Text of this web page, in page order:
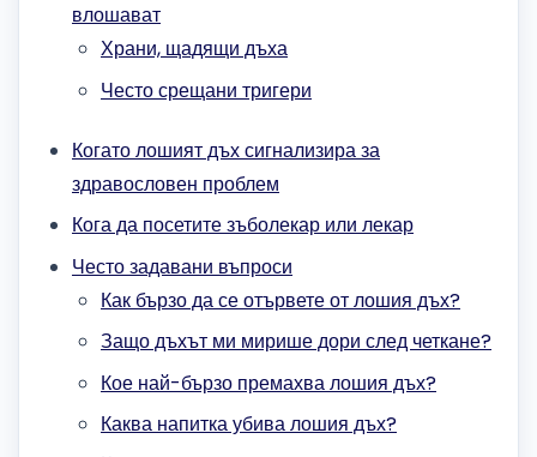
влошават
Храни, щадящи дъха
Често срещани тригери
Когато лошият дъх сигнализира за
здравословен проблем
Кога да посетите зъболекар или лекар
Често задавани въпроси
Как бързо да се отървете от лошия дъх?
Защо дъхът ми мирише дори след четкане?
Кое най-бързо премахва лошия дъх?
Каква напитка убива лошия дъх?